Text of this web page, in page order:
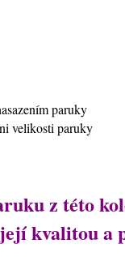
paruky
velikosti paruky
z této
kvalitou a